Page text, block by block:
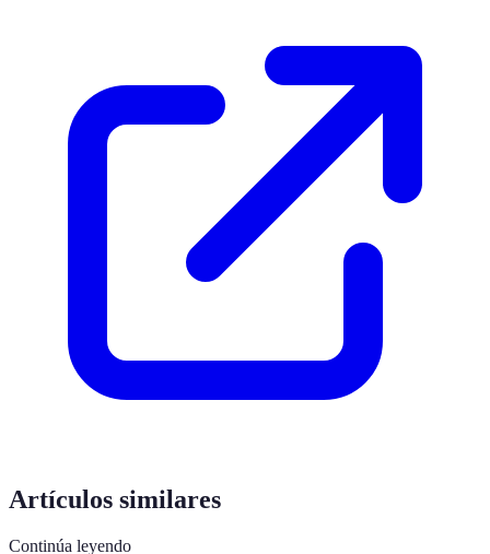
Artículos similares
Continúa leyendo